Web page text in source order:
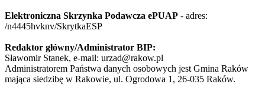
Elektroniczna Skrzynka Podawcza ePUAP - adres:
/n4445hvknv/SkrytkaESP
Redaktor główny/Administrator BIP:
Sławomir Stanek, e-mail: urzad@rakow.pl
Administratorem Państwa danych osobowych jest Gmina Raków
mająca siedzibę w Rakowie, ul. Ogrodowa 1, 26-035 Raków.